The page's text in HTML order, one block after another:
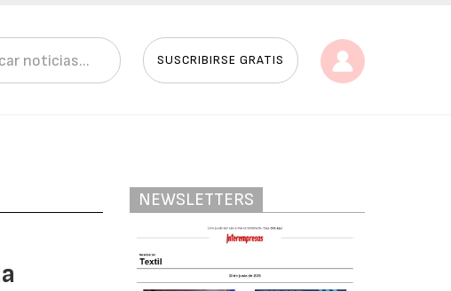
SUSCRIBIRSE GRATIS
NEWSLETTERS